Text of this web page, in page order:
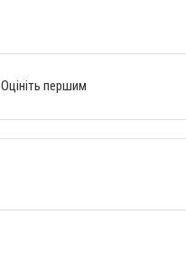
Оцініть першим